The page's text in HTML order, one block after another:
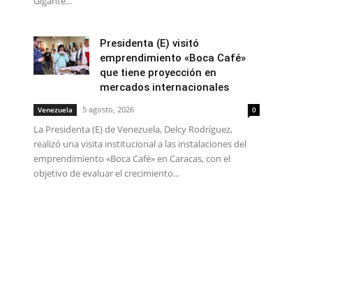
Presidenta (E) visitó
emprendimiento «Boca Café»
que tiene proyección en
mercados internacionales
Venezuela 5 agosto, 2026 0
La Presidenta (E) de Venezuela, Delcy Rodríguez,
realizó una visita institucional a las instalaciones del
emprendimiento «Boca Café» en Caracas, con el
objetivo de evaluar el crecimiento...